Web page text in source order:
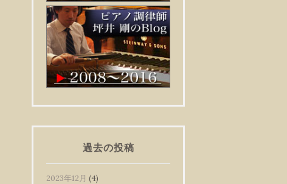
過去の投稿
2023年12月 (4)